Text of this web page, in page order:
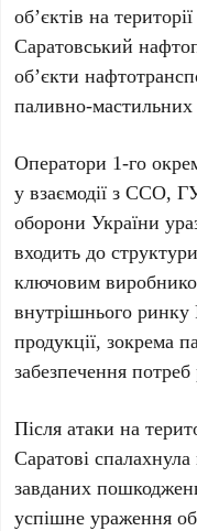
об’єктів на
Саратовський
об’єкти
паливно-мастильних
Оператори 1-го
у взаємодії зССО,
оборони України
входить до
ключовим
внутрішнього
продукції, зокрема
забезпечення
Після атаки на
Саратові
завданих
успішне ураження